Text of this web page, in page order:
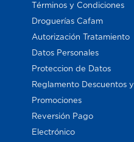
Términos y Condiciones
Droguerías Cafam
Autorización Tratamiento
Datos Personales
Proteccion de Datos
Reglamento Descuentos y
Promociones
Reversión Pago
Electrónico